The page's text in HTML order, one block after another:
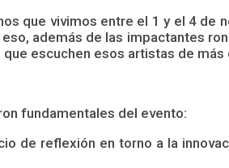
que vivimos entre el 1 y el 4
además de las impactantes
escuchen esos artistas de más
fundamentales del evento:
de reflexión en torno a la